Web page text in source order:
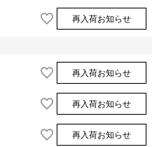
再入荷お知らせ
再入荷お知らせ
再入荷お知らせ
再入荷お知らせ